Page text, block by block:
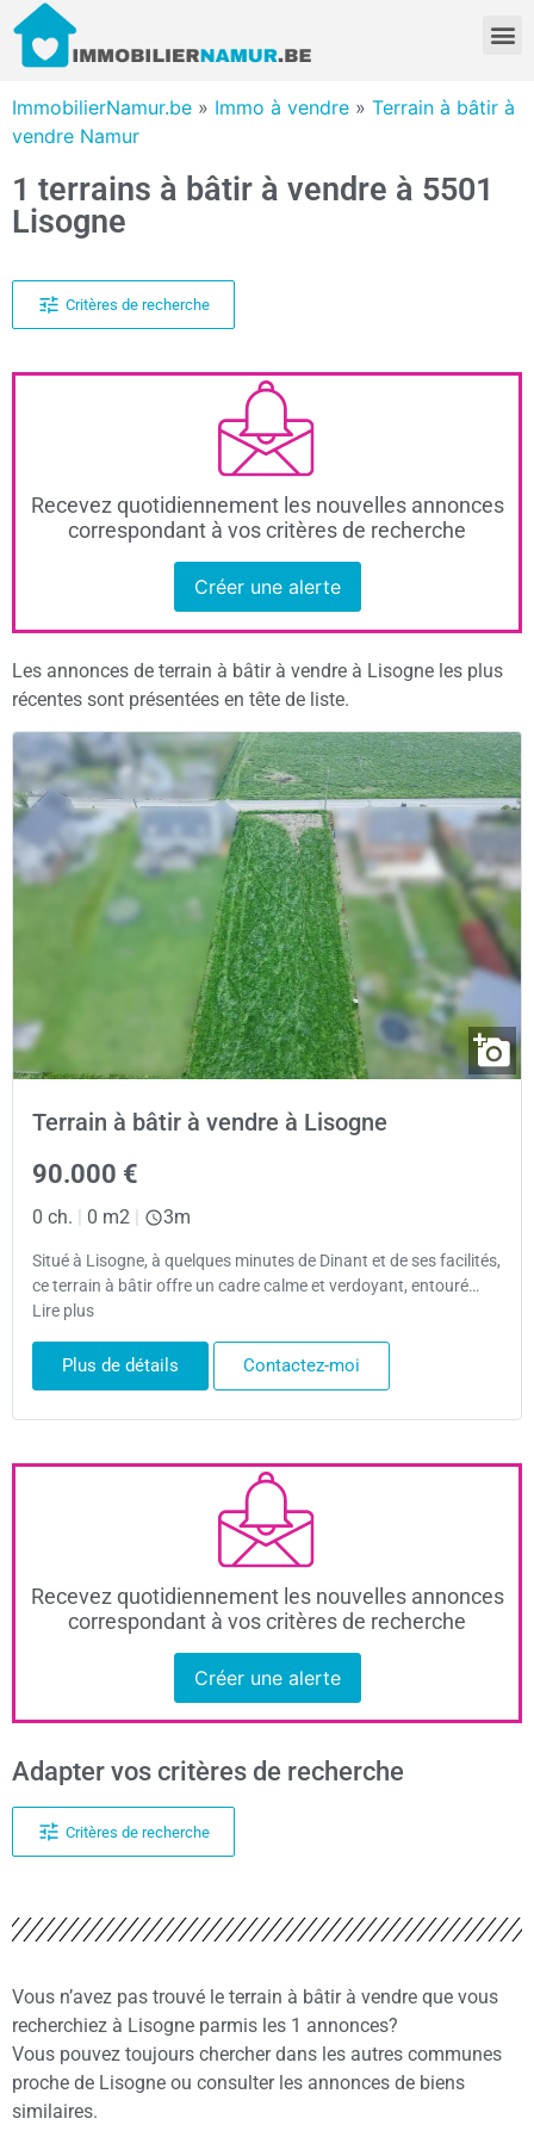
ImmobilierNamur.be » Immo à vendre » Terrain à bâtir à
vendre Namur
1 terrains à bâtir à vendre à 5501
Lisogne
Critères de recherche
Recevez quotidiennement les nouvelles annonces
correspondant à vos critères de recherche
Créer une alerte
Les annonces de terrain à bâtir à vendre à Lisogne les plus
récentes sont présentées en tête de liste.
Terrain à bâtir à vendre à Lisogne
90.000 €
0 ch. | 0 m2 | 3m
Situé à Lisogne, à quelques minutes de Dinant et de ses facilités,
ce terrain à bâtir offre un cadre calme et verdoyant, entouré…
Lire plus
Plus de détails Contactez-moi
Recevez quotidiennement les nouvelles annonces
correspondant à vos critères de recherche
Créer une alerte
Adapter vos critères de recherche
Critères de recherche
Vous n’avez pas trouvé le terrain à bâtir à vendre que vous
recherchiez à Lisogne parmis les 1 annonces?
Vous pouvez toujours chercher dans les autres communes
proche de Lisogne ou consulter les annonces de biens
similaires.